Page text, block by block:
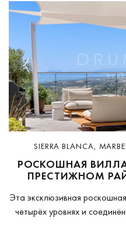
Previous
SIERRA BLANCA,
РОСКОШНАЯ
ПРЕСТИЖНОМ
Эта эксклюзивная
четырёх уровнях и